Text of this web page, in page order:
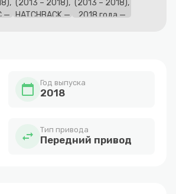
calendar_today Год выпуска
2018
swap_horiz Тип привода
Передний привод